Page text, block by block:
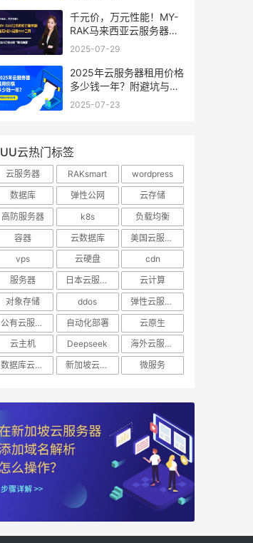
千元价，万元性能！MY-
RAK马来西亚云服务器：
首月5折+免费SEO工具，
2025-07-29
2025年云服务器租用价格
多少钱一年？附避坑与省
钱攻略
2025-07-23
UU云热门标签
云服务器 RAKsmart
wordpress
数据库
弹性公网
云存储
高防服务器
k8s
负载均衡
容器
云数据库
美国云服务器
vps
云硬盘
cdn
服务器
日本云服务器
云计算
对象存储
ddos
弹性云服务器
公有云服务器
自动化部署
云原生
云主机
Deepseek
海外云服务器
数据库云托管
新加坡云服务器 微服务